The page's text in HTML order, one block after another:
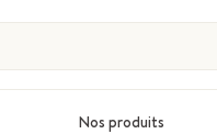
Nos produits